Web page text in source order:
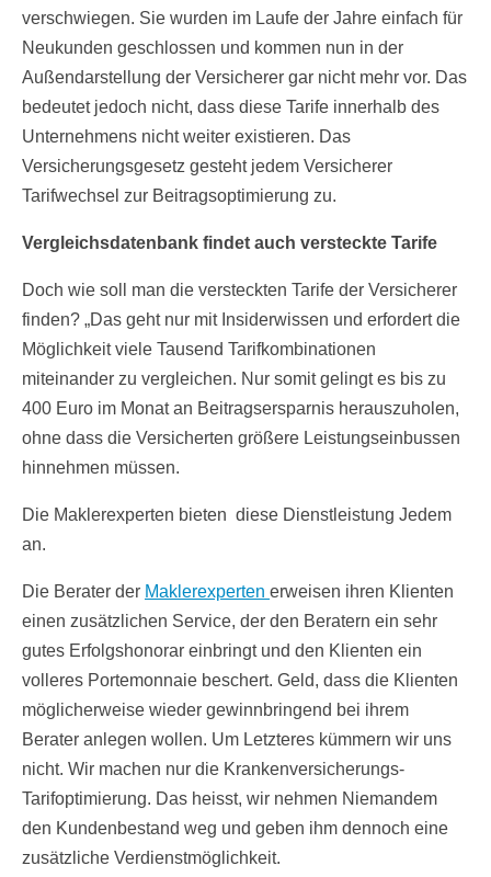
verschwiegen. Sie wurden im Laufe der Jahre einfach für
Neukunden geschlossen und kommen nun in der
Außendarstellung der Versicherer gar nicht mehr vor. Das
bedeutet jedoch nicht, dass diese Tarife innerhalb des
Unternehmens nicht weiter existieren. Das
Versicherungsgesetz gesteht jedem Versicherer
Tarifwechsel zur Beitragsoptimierung zu.
Vergleichsdatenbank findet auch versteckte Tarife
Doch wie soll man die versteckten Tarife der Versicherer
finden? „Das geht nur mit Insiderwissen und erfordert die
Möglichkeit viele Tausend Tarifkombinationen
miteinander zu vergleichen. Nur somit gelingt es bis zu
400 Euro im Monat an Beitragsersparnis herauszuholen,
ohne dass die Versicherten größere Leistungseinbussen
hinnehmen müssen.
Die Maklerexperten bieten diese Dienstleistung Jedem
an.
Die Berater der Maklerexperten erweisen ihren Klienten
einen zusätzlichen Service, der den Beratern ein sehr
gutes Erfolgshonorar einbringt und den Klienten ein
volleres Portemonnaie beschert. Geld, dass die Klienten
möglicherweise wieder gewinnbringend bei ihrem
Berater anlegen wollen. Um Letzteres kümmern wir uns
nicht. Wir machen nur die Krankenversicherungs-
Tarifoptimierung. Das heisst, wir nehmen Niemandem
den Kundenbestand weg und geben ihm dennoch eine
zusätzliche Verdienstmöglichkeit.